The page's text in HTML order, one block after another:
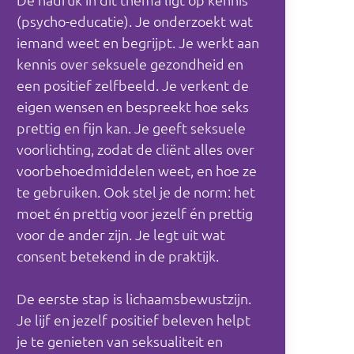
(psycho-educatie). Je onderzoekt wat
iemand weet en begrijpt. Je werkt aan
kennis over seksuele gezondheid en
een positief zelfbeeld. Je verkent de
eigen wensen en bespreekt hoe seks
prettig en fijn kan. Je geeft seksuele
voorlichting, zodat de cliënt alles over
voorbehoedmiddelen weet, en hoe ze
te gebruiken. Ook stel je de norm: het
moet én prettig voor jezelf én prettig
voor de ander zijn. Je legt uit wat
consent betekend in de praktijk.
De eerste stap is lichaamsbewustzijn.
Je lijf en jezelf positief beleven helpt
je te genieten van seksualiteit en